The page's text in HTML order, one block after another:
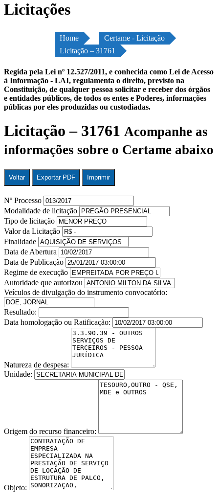
Licitações
Home
Certame - Licitação
Licitação – 31761
Regida pela Lei nº 12.527/2011, e conhecida como Lei de Acesso
à Informação - LAI, regulamenta o direito, previsto na
Constituição, de qualquer pessoa solicitar e receber dos órgãos
e entidades públicos, de todos os entes e Poderes, informações
públicas por eles produzidas ou custodiadas.
Licitação – 31761 Acompanhe as
informações sobre o Certame abaixo
Voltar Exportar PDF Imprimir
Nº Processo
Modalidade de licitação
Tipo de licitação
Valor da Licitação
Finalidade
Data de Abertura
Data de Publicação
Regime de execução
Autoridade que autorizou
Veículos de divulgação do instrumento convocatório:
Resultado:
Data homologação ou Ratificação:
Natureza de despesa:
Unidade:
Origem do recurso financeiro:
Objeto: